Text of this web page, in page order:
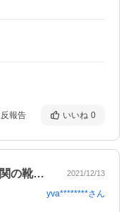
報告 いいね 0
デザインは素敵でした。私は玄関の靴箱の… 2021/12/13
yva********さん